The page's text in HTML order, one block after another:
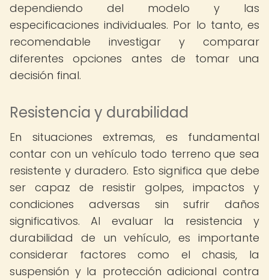
dependiendo del modelo y las
especificaciones individuales. Por lo tanto, es
recomendable investigar y comparar
diferentes opciones antes de tomar una
decisión final.
Resistencia y durabilidad
En situaciones extremas, es fundamental
contar con un vehículo todo terreno que sea
resistente y duradero. Esto significa que debe
ser capaz de resistir golpes, impactos y
condiciones adversas sin sufrir daños
significativos. Al evaluar la resistencia y
durabilidad de un vehículo, es importante
considerar factores como el chasis, la
suspensión y la protección adicional contra